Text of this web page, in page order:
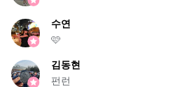
수연
🩷
김동현
펀런